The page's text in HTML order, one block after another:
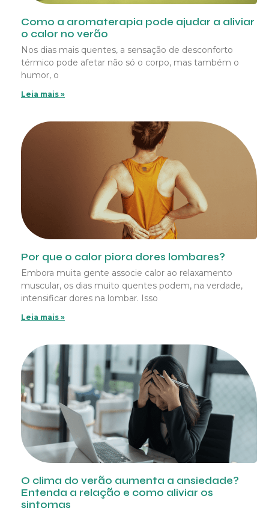
Como a aromaterapia pode ajudar a aliviar
o calor no verão
Nos dias mais quentes, a sensação de desconforto
térmico pode afetar não só o corpo, mas também o
humor, o
Leia mais »
Por que o calor piora dores lombares?
Embora muita gente associe calor ao relaxamento
muscular, os dias muito quentes podem, na verdade,
intensificar dores na lombar. Isso
Leia mais »
O clima do verão aumenta a ansiedade?
Entenda a relação e como aliviar os
sintomas